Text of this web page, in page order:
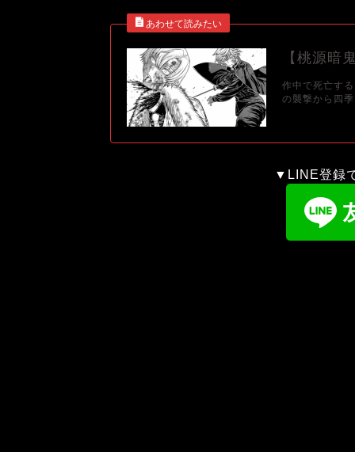
【桃源暗
作中で死亡す
の襲撃から四
▼LINE登録